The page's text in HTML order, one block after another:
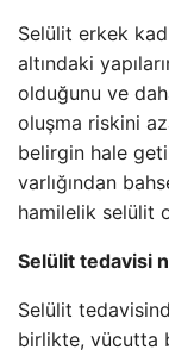
Selülit erkek
altındaki
olduğunu ve
oluşma riskini
belirgin hale
varlığından
hamilelik selülit
Selülit tedavisi
Selülit
birlikte, vücutta